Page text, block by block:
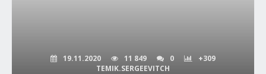
19.11.2020 11 849 0
+309
TEMIK.SERGEEVITCH